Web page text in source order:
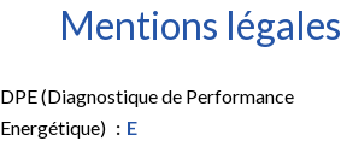
Mentions légales
DPE (Diagnostique de Performance
Energétique)
E